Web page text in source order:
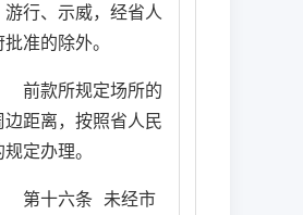
游行、示威，经省人
准的除外。
前款所规定场所的
边距离，按照省人民
定办理。
第十六条 未经市